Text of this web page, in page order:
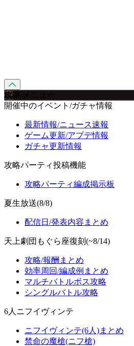
攻略 メニュー
開催中のイベント/ガチャ情報
最新情報/ニュース速報
ゲーム更新/アプデ情報
ガチャ更新情報
攻略パーティ投稿機能
攻略パーティ編成掲示板
夏生放送(8/8)
配信日/発表内容まとめ
天上劇団もぐら座復刻(~8/14)
攻略/報酬まとめ
効率周回/編成例まとめ
マルチバトルボス攻略
シングルバトル攻略
6人ニフイヴィンテ
ニフイヴィンテ(6人)まとめ
禁命の魔槍(ニフ槍)